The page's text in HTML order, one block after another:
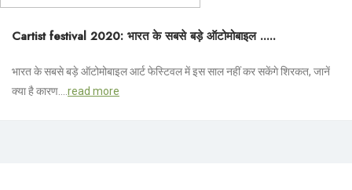
Cartist festival 2020: भारत के सबसे बड़े ऑटोमोबाइल .....
भारत के सबसे बड़े ऑटोमोबाइल आर्ट फेस्टिवल में इस साल नहीं कर सकेंगे शिरकत, जानें
क्या है कारण.... read more